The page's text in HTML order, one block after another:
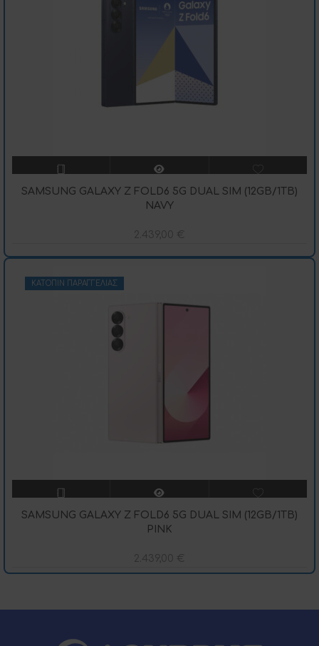
SAMSUNG GALAXY Z FOLD6 5G DUAL SIM (12GB/1TB)
NAVY
2.439,00 €
ΚΑΤΌΠΙΝ ΠΑΡΑΓΓΕΛΊΑΣ
SAMSUNG GALAXY Z FOLD6 5G DUAL SIM (12GB/1TB)
PINK
2.439,00 €